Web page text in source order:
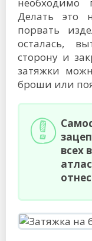
Делать это
порвать
осталась,
сторону и
затяжки
броши или
всех